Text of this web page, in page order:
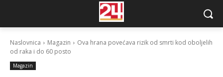
Naslovnica Magazin
Ova hrana povećava rizik od smrti kod oboljelih
od raka i do 60 posto
Magazin